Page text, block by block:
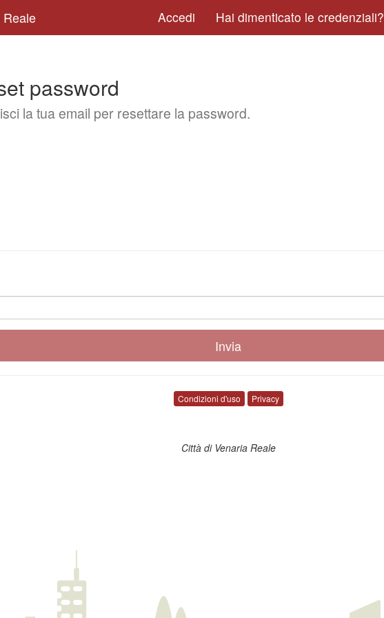
Accedi Hai dimenticato le credenziali?
password
la tua email per resettare la password.
Condizioni d'uso Privacy
Città di Venaria Reale